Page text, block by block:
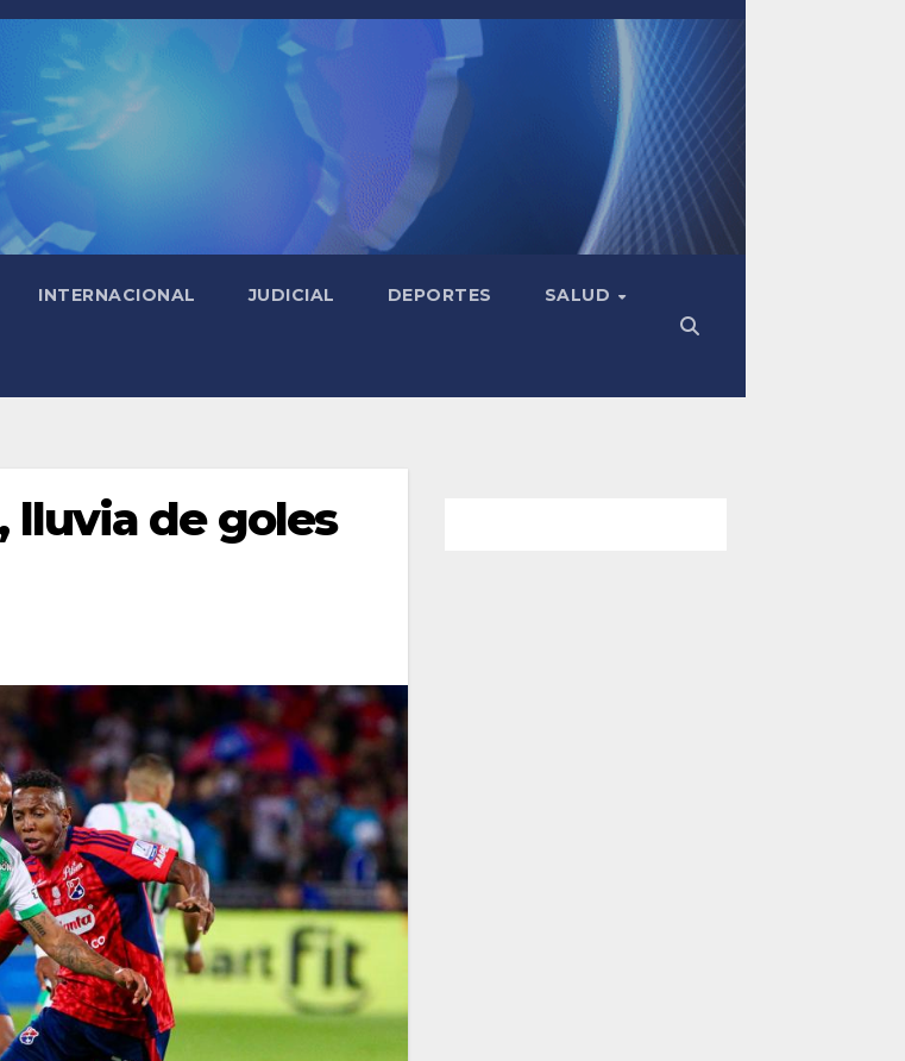
INTERNACIONAL JUDICIAL DEPORTES SALUD
lluvia de goles